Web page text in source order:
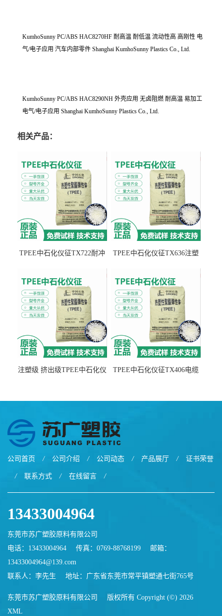
KumhoSunny PC/ABS HAC8270HF 耐高温 耐低温 流动性高 高刚性 电
气/电子应用 汽车内部零件 Shanghai KumhoSunny Plastics Co., Ltd.
KumhoSunny PC/ABS HAC8290NH 外壳应用 无卤阻燃 耐高温 易加工
电气/电子应用 Shanghai KumhoSunny Plastics Co., Ltd.
相关产品：
TPEE中石化仪征TX722耐冲
TPEE中石化仪征TX636注塑
注塑级 挤出级TPEE中石化仪
TPEE中石化仪征TX406电缆
公司首页 / 公司介绍 / 公司动态 / 产品展厅 / 证书荣誉
/ 联系方式 / 在线留言 /
13433004964
东莞市苏广塑胶原料有限公司
电话：13433004964
传真：0769-88768199
邮箱：
13433004964@139.com
联系人：李先生
地址：广东省东莞市常平镇塑通七街765号
东莞市苏广塑胶原料有限公司
版权所有 Copyright (©) 2026
XML